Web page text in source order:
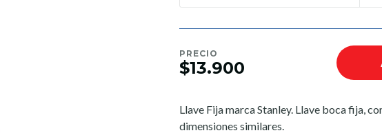
PRECIO
$13.900
Llave Fija marca Stanley. Llave boca fija,
dimensiones similares.